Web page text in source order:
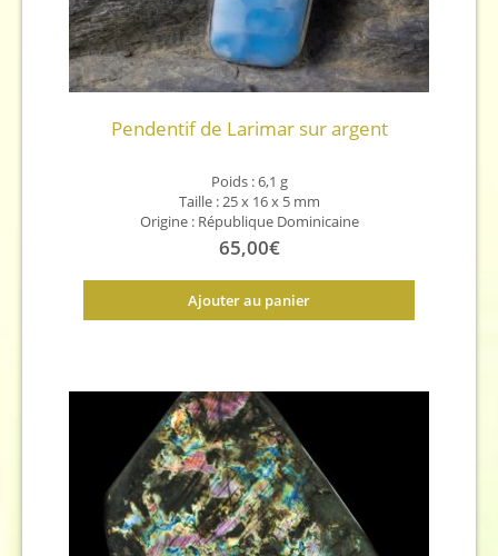
Pendentif de Larimar sur argent
Poids : 6,1 g
Taille :25 x 16 x 5 mm
Origine : République Dominicaine
65,00€
Ajouter au panier